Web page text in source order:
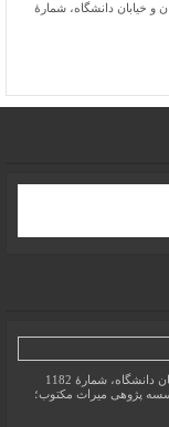
و خیابان دانشگاه، شمارۀ
تهران، خیابان انقلاب اسلامی، بین خیابان ابوریحان و خیابان دانشگاه، شمارۀ 1182
8 ، روابط عمومی مؤسسه پژوهی میراث مکتوب؛